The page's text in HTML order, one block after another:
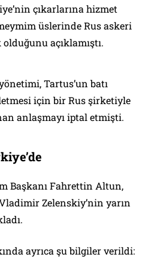
çıkarlarına hizmet
üslerinde Rus askeri
olduğunu açıklamıştı.
Tartus’un batı
için bir Rus şirketiyle
anlaşmayı iptal etmişti.
Başkanı Fahrettin Altun,
Zelenskiy’nin yarın
ayrıca şu bilgiler verildi: